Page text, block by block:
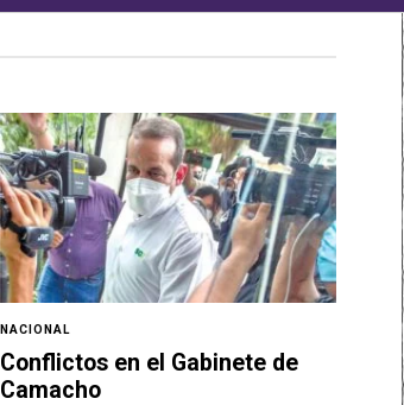
NACIONAL
Conflictos en el Gabinete de
Camacho